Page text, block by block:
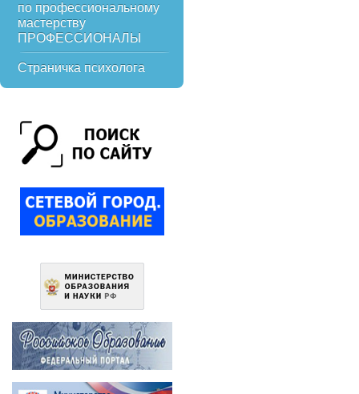
по профессиональному
мастерству
ПРОФЕССИОНАЛЫ
Страничка психолога